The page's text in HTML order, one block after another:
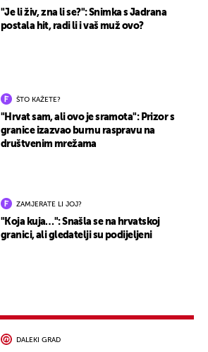
"Je li živ, zna li se?": Snimka s Jadrana
postala hit, radi li i vaš muž ovo?
ŠTO KAŽETE?
"Hrvat sam, ali ovo je sramota": Prizor s
granice izazvao burnu raspravu na
društvenim mrežama
ZAMJERATE LI JOJ?
"Koja kuja…": Snašla se na hrvatskoj
granici, ali gledatelji su podijeljeni
DALEKI GRAD